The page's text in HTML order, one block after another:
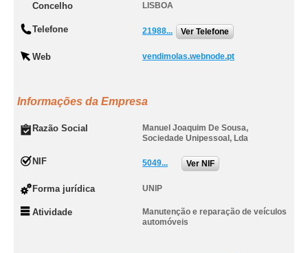
Concelho LISBOA
Telefone 21988... Ver Telefone
Web vendimolas.webnode.pt
Informações da Empresa
Razão Social
Manuel Joaquim De Sousa,
Sociedade Unipessoal, Lda
NIF 5049... Ver NIF
Forma jurídica UNIP
Atividade
Manutenção e reparação de veículos
automóveis